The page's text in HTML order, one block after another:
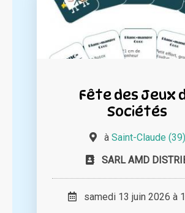
Fête des Jeux
Sociétés
à Saint-Claude (39)
SARL AMD
samedi 13 juin 2026 à